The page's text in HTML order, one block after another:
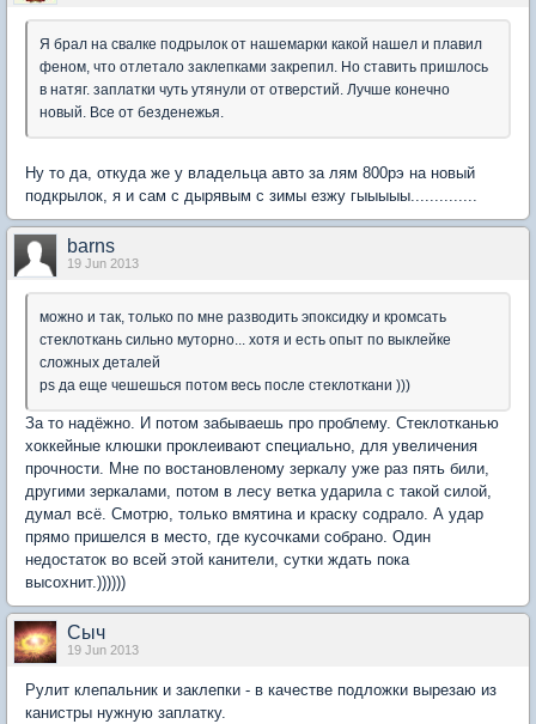
Я брал на свалке подрылок от нашемарки какой нашел и плавил
феном, что отлетало заклепками закрепил. Но ставить пришлось
в натяг. заплатки чуть утянули от отверстий. Лучше конечно
новый. Все от безденежья.
Ну то да, откуда же у владельца авто за лям 800рэ на новый
подкрылок, я и сам с дырявым с зимы езжу гыыыыы..............
barns
19 Jun 2013
можно и так, только по мне разводить эпоксидку и кромсать
стеклоткань сильно муторно... хотя и есть опыт по выклейке
сложных деталей
ps да еще чешешься потом весь после стеклоткани )))
За то надёжно. И потом забываешь про проблему. Стеклотканью
хоккейные клюшки проклеивают специально, для увеличения
прочности. Мне по востановленому зеркалу уже раз пять били,
другими зеркалами, потом в лесу ветка ударила с такой силой,
думал всё. Смотрю, только вмятина и краску содрало. А удар
прямо пришелся в место, где кусочками собрано. Один
недостаток во всей этой канители, сутки ждать пока
высохнит.))))))
Сыч
19 Jun 2013
Рулит клепальник и заклепки - в качестве подложки вырезаю из
канистры нужную заплатку.